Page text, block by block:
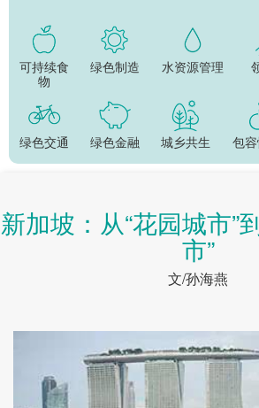
可持续食
物
绿色制造 水资源管理
绿色交通 绿色金融 城乡共生 包
新加坡：从“花园城市”
市”
文/孙海燕